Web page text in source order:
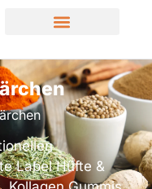
Label Hüfte &